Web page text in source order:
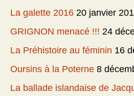
La galette 2016 20 janvier
GRIGNON menacé !!! 24
La Préhistoire au féminin 16
Oursins à la Poterne 8
La ballade islandaise de